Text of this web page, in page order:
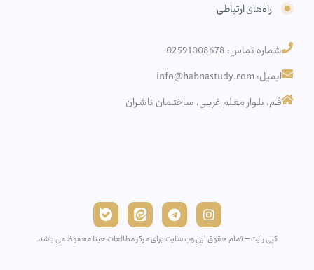
راه‌های ارتباطی
شماره تماس: 02591008678
ایمیل: info@habnastudy.com
قـم، بلـوار معـلم غربـی، ساختـمان ناشـران
کپی رایت – تمام حقوق این وب سایت برای مرکز مطالعات حبنا محفوظ می باشد.